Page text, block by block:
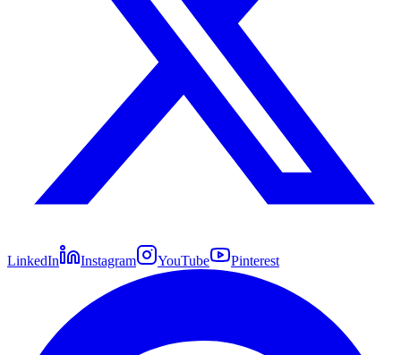
LinkedIn Instagram YouTube Pinterest